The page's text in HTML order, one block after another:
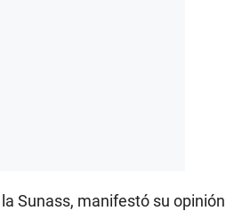
Sunass, manifestó su opinión